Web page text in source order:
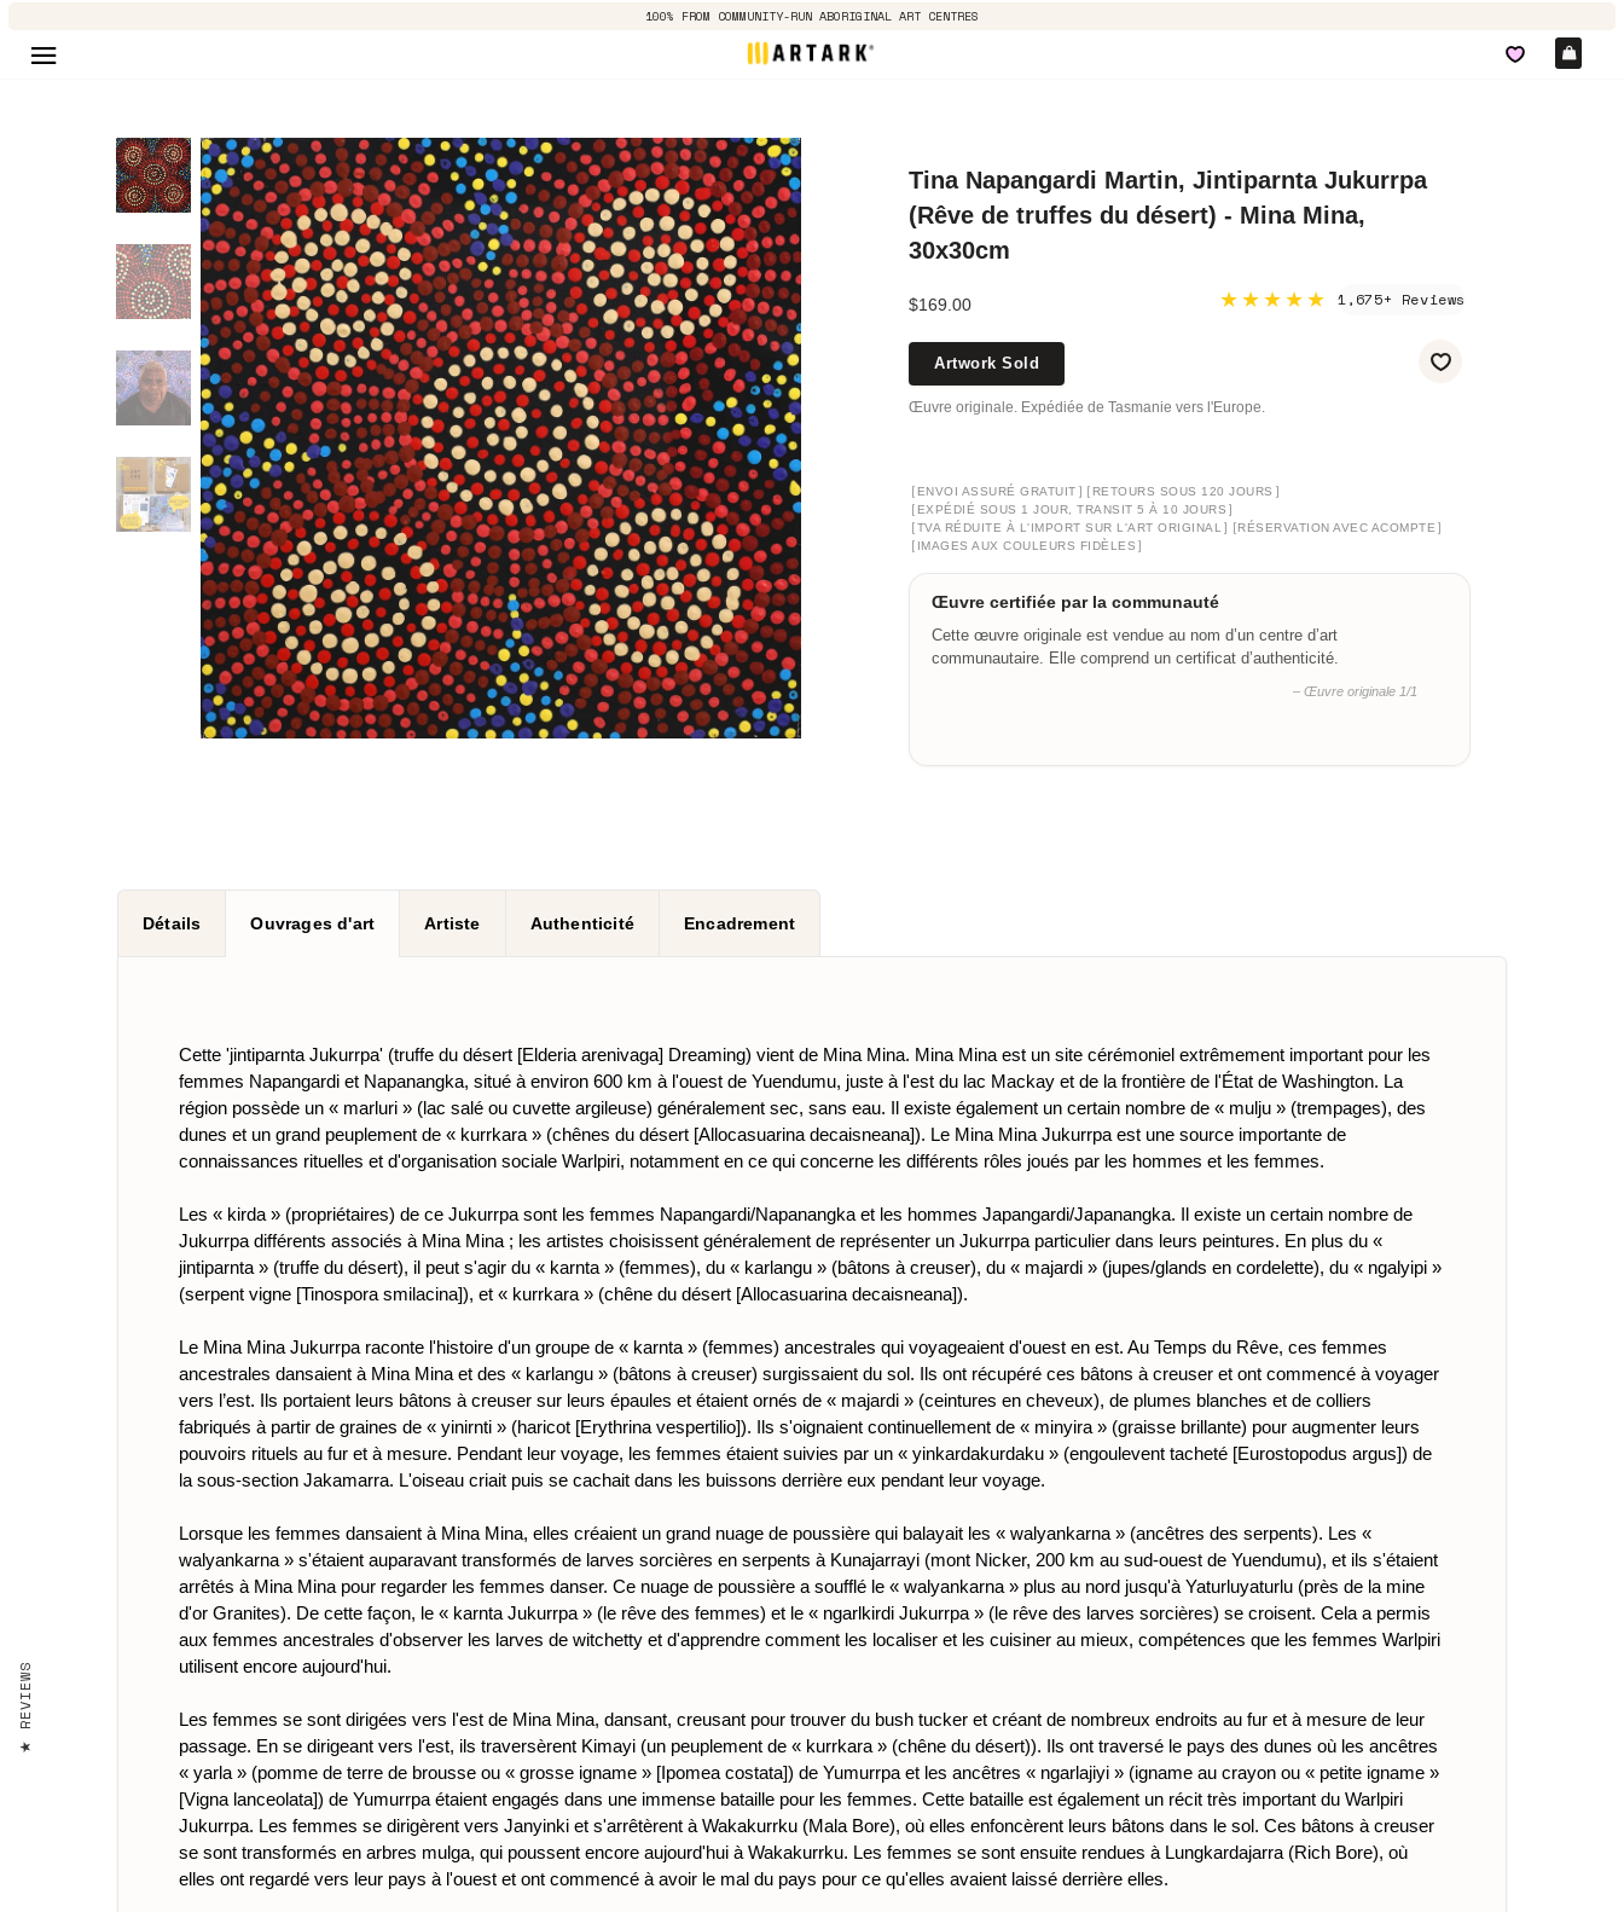
100% FROM COMMUNITY-RUN ABORIGINAL ART CENTRES
Tina Napangardi Martin, Jintiparnta Jukurrpa
(Rêve de truffes du désert) - Mina Mina,
30x30cm
$169.00 ★★★★★ 1,675+ Reviews
Artwork Sold
Œuvre originale. Expédiée de Tasmanie vers l'Europe.
[ ENVOI ASSURÉ GRATUIT ] [ RETOURS SOUS 120 JOURS ]
[ EXPÉDIÉ SOUS 1 JOUR, TRANSIT 5 À 10 JOURS ]
[TVA RÉDUITE À L'IMPORT SUR L'ART ORIGINAL ] [RÉSERVATION AVEC ACOMPTE ]
[ IMAGES AUX COULEURS FIDÈLES ]
Œuvre certifiée par la communauté
Cette œuvre originale est vendue au nom d’un centre d’art
communautaire. Elle comprend un certificat d’authenticité.
– Œuvre originale 1/1
Détails Ouvrages d'art Artiste Authenticité Encadrement
Cette 'jintiparnta Jukurrpa' (truffe du désert [Elderia arenivaga] Dreaming) vient de Mina Mina. Mina Mina est un site cérémoniel extrêmement important pour les
femmes Napangardi et Napanangka, situé à environ 600 km à l'ouest de Yuendumu, juste à l'est du lac Mackay et de la frontière de l'État de Washington. La
région possède un « marluri » (lac salé ou cuvette argileuse) généralement sec, sans eau. Il existe également un certain nombre de « mulju » (trempages), des
dunes et un grand peuplement de « kurrkara » (chênes du désert [Allocasuarina decaisneana]). Le Mina Mina Jukurrpa est une source importante de
connaissances rituelles et d'organisation sociale Warlpiri, notamment en ce qui concerne les différents rôles joués par les hommes et les femmes.
Les « kirda » (propriétaires) de ce Jukurrpa sont les femmes Napangardi/Napanangka et les hommes Japangardi/Japanangka. Il existe un certain nombre de
Jukurrpa différents associés à Mina Mina ; les artistes choisissent généralement de représenter un Jukurrpa particulier dans leurs peintures. En plus du «
jintiparnta » (truffe du désert), il peut s'agir du « karnta » (femmes), du « karlangu » (bâtons à creuser), du « majardi » (jupes/glands en cordelette), du « ngalyipi »
(serpent vigne [Tinospora smilacina]), et « kurrkara » (chêne du désert [Allocasuarina decaisneana]).
Le Mina Mina Jukurrpa raconte l'histoire d'un groupe de « karnta » (femmes) ancestrales qui voyageaient d'ouest en est. Au Temps du Rêve, ces femmes
ancestrales dansaient à Mina Mina et des « karlangu » (bâtons à creuser) surgissaient du sol. Ils ont récupéré ces bâtons à creuser et ont commencé à voyager
vers l’est. Ils portaient leurs bâtons à creuser sur leurs épaules et étaient ornés de « majardi » (ceintures en cheveux), de plumes blanches et de colliers
fabriqués à partir de graines de « yinirnti » (haricot [Erythrina vespertilio]). Ils s'oignaient continuellement de « minyira » (graisse brillante) pour augmenter leurs
pouvoirs rituels au fur et à mesure. Pendant leur voyage, les femmes étaient suivies par un « yinkardakurdaku » (engoulevent tacheté [Eurostopodus argus]) de
la sous-section Jakamarra. L'oiseau criait puis se cachait dans les buissons derrière eux pendant leur voyage.
Lorsque les femmes dansaient à Mina Mina, elles créaient un grand nuage de poussière qui balayait les « walyankarna » (ancêtres des serpents). Les «
walyankarna » s'étaient auparavant transformés de larves sorcières en serpents à Kunajarrayi (mont Nicker, 200 km au sud-ouest de Yuendumu), et ils s'étaient
arrêtés à Mina Mina pour regarder les femmes danser. Ce nuage de poussière a soufflé le « walyankarna » plus au nord jusqu'à Yaturluyaturlu (près de la mine
d'or Granites). De cette façon, le « karnta Jukurrpa » (le rêve des femmes) et le « ngarlkirdi Jukurrpa » (le rêve des larves sorcières) se croisent. Cela a permis
aux femmes ancestrales d'observer les larves de witchetty et d'apprendre comment les localiser et les cuisiner au mieux, compétences que les femmes Warlpiri
utilisent encore aujourd'hui.
Les femmes se sont dirigées vers l'est de Mina Mina, dansant, creusant pour trouver du bush tucker et créant de nombreux endroits au fur et à mesure de leur
passage. En se dirigeant vers l'est, ils traversèrent Kimayi (un peuplement de « kurrkara » (chêne du désert)). Ils ont traversé le pays des dunes où les ancêtres
« yarla » (pomme de terre de brousse ou « grosse igname » [Ipomea costata]) de Yumurrpa et les ancêtres « ngarlajiyi » (igname au crayon ou « petite igname »
[Vigna lanceolata]) de Yumurrpa étaient engagés dans une immense bataille pour les femmes. Cette bataille est également un récit très important du Warlpiri
Jukurrpa. Les femmes se dirigèrent vers Janyinki et s'arrêtèrent à Wakakurrku (Mala Bore), où elles enfoncèrent leurs bâtons dans le sol. Ces bâtons à creuser
se sont transformés en arbres mulga, qui poussent encore aujourd'hui à Wakakurrku. Les femmes se sont ensuite rendues à Lungkardajarra (Rich Bore), où
elles ont regardé vers leur pays à l'ouest et ont commencé à avoir le mal du pays pour ce qu'elles avaient laissé derrière elles.
REVIEWS